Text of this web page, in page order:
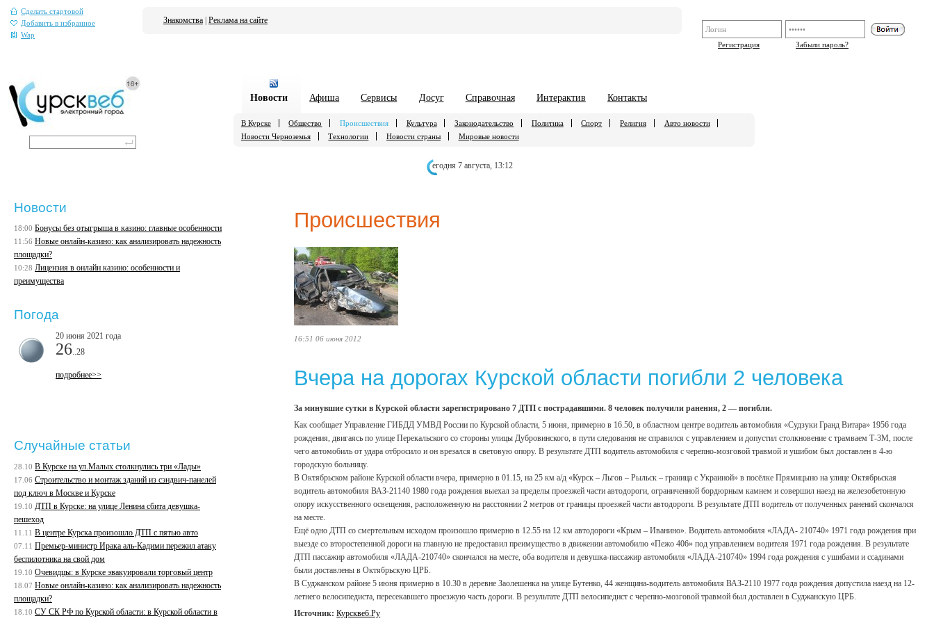
Сделать стартовой
Добавить в избранное
Wap
Регистрация
Забыли пароль?
Знакомства Реклама на сайте
Новости Афиша Сервисы Досуг Справочная Интерактив Контакты
В Курске Общество Происшествия Культура Законодательство Политика Спорт Религия
Авто новости
Новости Черноземья
Технологии Новости страны Мировые новости
егодня 7 августа, 13:12
Происшествия
16:51 06 июня 2012
Вчера на дорогах Курской области погибли 2 человека
За минувшие сутки в Курской области зарегистрировано 7 ДТП с пострадавшими. 8 человек получили ранения, 2 — погибли.
Как сообщает Управление ГИБДД УМВД России по Курской области, 5 июня, примерно в 16.50, в областном центре водитель автомобиля «Судзуки Гранд Витара» 1956 года
рождения, двигаясь по улице Перекальского со стороны улицы Дубровинского, в пути следования не справился с управлением и допустил столкновение с трамваем Т-3М, после
чего автомобиль от удара отбросило и он врезался в световую опору. В результате ДТП водитель автомобиля с черепно-мозговой травмой и ушибом был доставлен в 4-ю
городскую больницу.
В Октябрьском районе Курской области вчера, примерно в 01.15, на 25 км а/д «Курск – Льгов – Рыльск – граница с Украиной» в посёлке Прямицыно на улице Октябрьская
водитель автомобиля ВАЗ-21140 1980 года рождения выехал за пределы проезжей части автодороги, ограниченной бордюрным камнем и совершил наезд на железобетонную
опору искусственного освещения, расположенную на расстоянии 2 метров от границы проезжей части автодороги. В результате ДТП водитель от полученных ранений скончался
на месте.
Ещё одно ДТП со смертельным исходом произошло примерно в 12.55 на 12 км автодороги «Крым – Иванино». Водитель автомобиля «ЛАДА- 210740» 1971 года рождения при
выезде со второстепенной дороги на главную не предоставил преимущество в движении автомобилю «Пежо 406» под управлением водителя 1971 года рождения. В результате
ДТП пассажир автомобиля «ЛАДА-210740» скончался на месте, оба водителя и девушка-пассажир автомобиля «ЛАДА-210740» 1994 года рождения с ушибами и ссадинами
были доставлены в Октябрьскую ЦРБ.
В Суджанском районе 5 июня примерно в 10.30 в деревне Заолешенка на улице Бутенко, 44 женщина-водитель автомобиля ВАЗ-2110 1977 года рождения допустила наезд на 12-
летнего велосипедиста, пересекавшего проезжую часть дороги. В результате ДТП велосипедист с черепно-мозговой травмой был доставлен в Суджанскую ЦРБ.
Источник: Курсквеб.Ру
Новости
18:00 Бонусы без отыгрыша в казино: главные особенности
11:56 Новые онлайн-казино: как анализировать надежность
площадки?
10:28 Лицензия в онлайн казино: особенности и
преимущества
Погода
20 июня 2021 года
26 ..28
подробнее>>
Случайные статьи
28.10 В Курске на ул.Малых столкнулись три «Лады»
17.06 Строительство и монтаж зданий из сэндвич-панелей
под ключ в Москве и Курске
19.10 ДТП в Курске: на улице Ленина сбита девушка-
пешеход
11.11 В центре Курска произошло ДТП с пятью авто
07.11 Премьер-министр Ирака аль-Кадими пережил атаку
беспилотника на свой дом
19.10 Очевидцы: в Курске эвакуировали торговый центр
18.07 Новые онлайн-казино: как анализировать надежность
площадки?
18.10 СУ СК РФ по Курской области: в Курской области в